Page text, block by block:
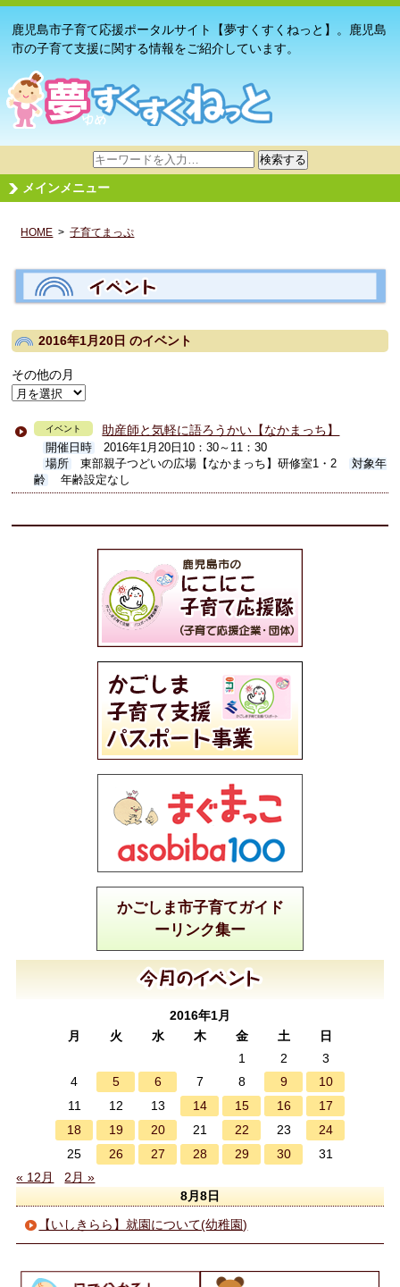
鹿児島市子育て応援ポータルサイト【夢すくすくねっと】。鹿児島
市の子育て支援に関する情報をご紹介しています。
サ
イ
ト
検
検索する
メインメニュー
HOME >子育てまっぷ
2016年1月20日のイベント
その他の月
イベント 助産師と気軽に語ろうかい【なかまっち】
開催日時
2016年1月20日10：30～11：30
場所
東部親子つどいの広場【なかまっち】研修室1・2
対象年
齢
年齢設定なし
かごしま市子育てガイド
ーリンク集ー
2016年1月
月
火 水 木 金 土
日
1
2
3
4
5 6 7 8 9
10
11
12 13 14 15 16
17
18
19 20 21 22 23
24
25
26 27 28 29 30
31
« 12月
2月 »
8月8日
【いしきらら】就園について(幼稚園)